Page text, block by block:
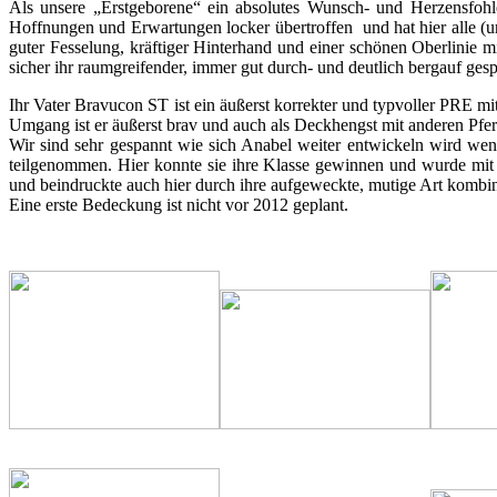
Als unsere „Erstgeborene“ ein absolutes Wunsch- und
Hoffnungen und Erwartungen locker übertroffen und hat hier alle
guter Fesselung, kräftiger Hinterhand und einer schönen Oberlinie
sicher ihr raumgreifender, immer gut durch- und deutlich bergauf
Ihr Vater Bravucon ST ist ein äußerst korrekter und typvoller PRE
Umgang ist er äußerst brav und auch als Deckhengst mit anderen
Wir sind sehr gespannt wie sich Anabel weiter entwickeln wird
teilgenommen. Hier konnte sie ihre Klasse gewinnen und wurde
und beindruckte auch hier durch ihre aufgeweckte, mutige Art
Eine erste Bedeckung ist nicht vor 2012 geplant.